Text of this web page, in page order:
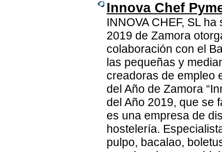
Innova Chef
INNOVA CHEF, SL
2019 de Zamora
colaboración con el
las pequeñas y
creadoras de empleo
del Año de Zamora
del Año 2019, que se
es una empresa de
hostelería.
pulpo, bacalao,